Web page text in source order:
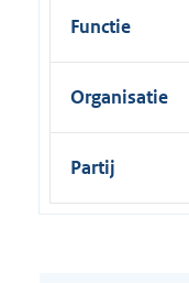
Functie
Organisatie
Partij